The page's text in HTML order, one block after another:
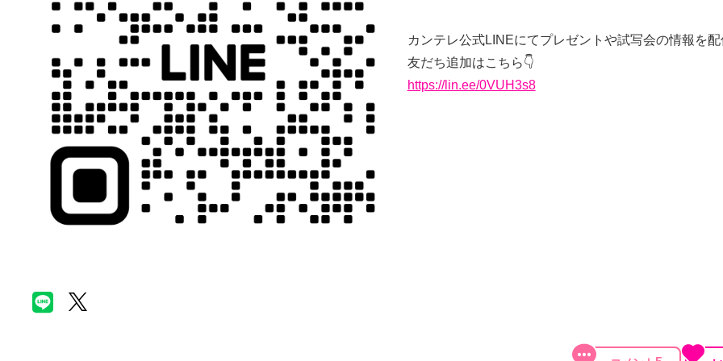
カンテレ公式LINEにてプレゼントや試写会の情報を
友だち追加はこちら👇
https://lin.ee/0VUH3s8